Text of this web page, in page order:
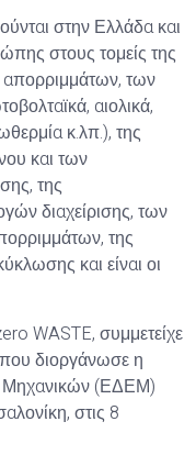
στην Ελλάδα και
στους τομείς της
απορριμμάτων, των
αιολικά,
κ.λπ.), της
και των
της
διαχείρισης, των
της
και είναι οι
WASTE, συμμετείχε
διοργάνωσε η
(ΕΔΕΜ)
στις 8